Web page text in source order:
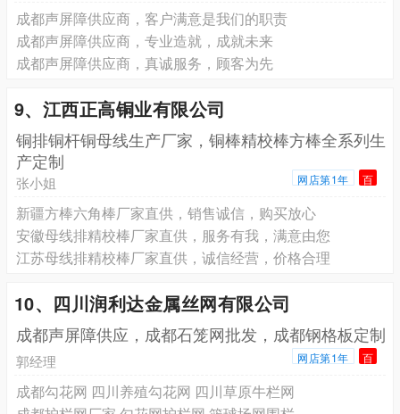
成都声屏障供应商，客户满意是我们的职责
成都声屏障供应商，专业造就，成就未来
成都声屏障供应商，真诚服务，顾客为先
9、江西正高铜业有限公司
铜排铜杆铜母线生产厂家，铜棒精校棒方棒全系列生
产定制
张小姐 网店第1年 百
新疆方棒六角棒厂家直供，销售诚信，购买放心
安徽母线排精校棒厂家直供，服务有我，满意由您
江苏母线排精校棒厂家直供，诚信经营，价格合理
10、四川润利达金属丝网有限公司
成都声屏障供应，成都石笼网批发，成都钢格板定制
郭经理 网店第1年 百
成都勾花网 四川养殖勾花网 四川草原牛栏网